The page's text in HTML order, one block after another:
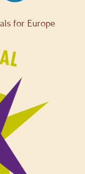
for Europe